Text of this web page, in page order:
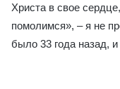
Христа в свое
помолимся», – я не
было 33 года назад,